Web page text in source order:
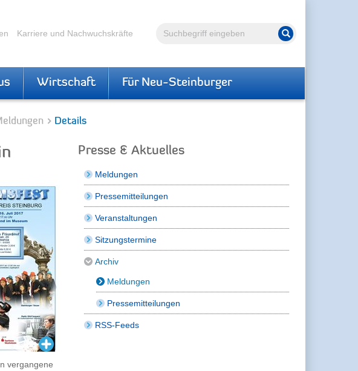
Volltextsuche Suche starten
Karriere und Nachwuchskräfte
Wirtschaft Für Neu-Steinburger
Details
vergangene
Presse & Aktuelles
Meldungen
Pressemitteilungen
Veranstaltungen
Sitzungstermine
Archiv
Meldungen
Pressemitteilungen
RSS-Feeds